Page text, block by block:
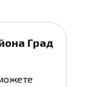
Град